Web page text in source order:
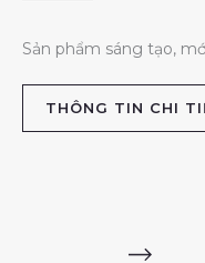
Sản phẩm sáng tạo,
THÔNG TIN CHI